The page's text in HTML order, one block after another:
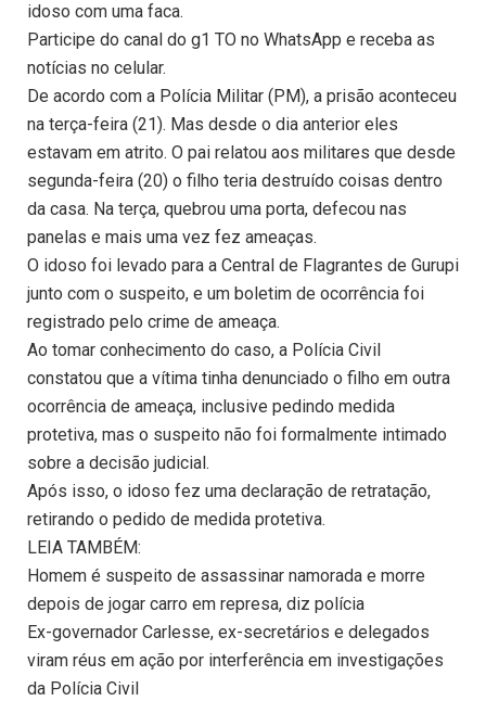
idoso com uma faca.
Participe do canal do g1 TO no WhatsApp e receba as
notícias no celular.
De acordo com a Polícia Militar (PM), a prisão aconteceu
na terça-feira (21). Mas desde o dia anterior eles
estavam em atrito. O pai relatou aos militares que desde
segunda-feira (20) o filho teria destruído coisas dentro
da casa. Na terça, quebrou uma porta, defecou nas
panelas e mais uma vez fez ameaças.
O idoso foi levado para a Central de Flagrantes de Gurupi
junto com o suspeito, e um boletim de ocorrência foi
registrado pelo crime de ameaça.
Ao tomar conhecimento do caso, a Polícia Civil
constatou que a vítima tinha denunciado o filho em outra
ocorrência de ameaça, inclusive pedindo medida
protetiva, mas o suspeito não foi formalmente intimado
sobre a decisão judicial.
Após isso, o idoso fez uma declaração de retratação,
retirando o pedido de medida protetiva.
LEIA TAMBÉM:
Homem é suspeito de assassinar namorada e morre
depois de jogar carro em represa, diz polícia
Ex-governador Carlesse, ex-secretários e delegados
viram réus em ação por interferência em investigações
da Polícia Civil